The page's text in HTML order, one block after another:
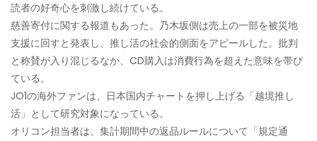
読者の好奇心を刺激し続けている。
慈善寄付に関する報道もあった。乃木坂側は売上の一部を被災地
支援に回すと発表し、推し活の社会的側面をアピールした。批判
と称賛が入り混じるなか、CD購入は消費行為を超えた意味を帯び
ている。
JO1の海外ファンは、日本国内チャートを押し上げる「越境推し
活」として研究対象になっている。
オリコン担当者は、集計期間中の返品ルールについて「規定通